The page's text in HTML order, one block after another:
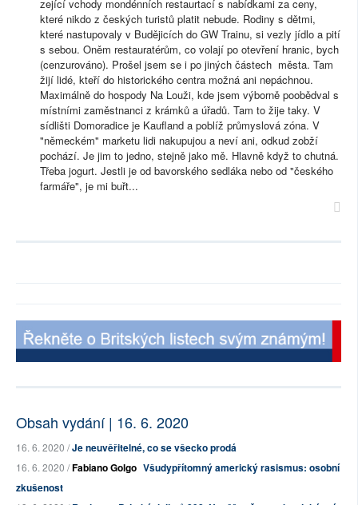
zející vchody mondénních restaurtací s nabídkami za ceny,
které nikdo z českých turistů platit nebude. Rodiny s dětmi,
které nastupovaly v Budějicích do GW Trainu, si vezly jídlo a pití
s sebou. Oněm restauratérům, co volají po otevření hranic, bych
(cenzurováno). Prošel jsem se i po jiných částech města. Tam
žijí lidé, kteří do historického centra možná ani nepáchnou.
Maximálně do hospody Na Louži, kde jsem výborně poobědval s
místními zaměstnanci z krámků a úřadů. Tam to žije taky. V
sídlišti Domoradice je Kaufland a poblíž průmyslová zóna. V
"německém" marketu lidi nakupujou a neví ani, odkud zobží
pochází. Je jim to jedno, stejně jako mě. Hlavně když to chutná.
Třeba jogurt. Jestli je od bavorského sedláka nebo od "českého
farmáře", je mi buřt...
Obsah vydání | 16. 6. 2020
16. 6. 2020 /Je neuvěřitelné, co se všecko prodá
16. 6. 2020 /Fabiano Golgo Všudypřítomný americký rasismus: osobní
zkušenost